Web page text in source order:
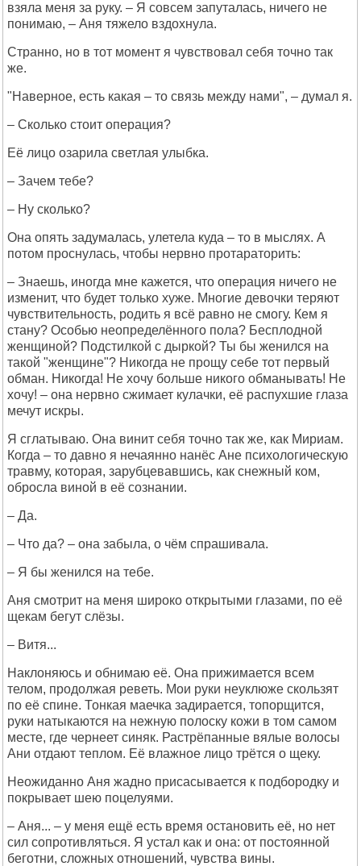
взяла меня за руку. – Я совсем запуталась, ничего не
понимаю, – Аня тяжело вздохнула.
Странно, но в тот момент я чувствовал себя точно так
же.
"Наверное, есть какая – то связь между нами", – думал я.
– Сколько стоит операция?
Её лицо озарила светлая улыбка.
– Зачем тебе?
– Ну сколько?
Она опять задумалась, улетела куда – то в мыслях. А
потом проснулась, чтобы нервно протараторить:
– Знаешь, иногда мне кажется, что операция ничего не
изменит, что будет только хуже. Многие девочки теряют
чувствительность, родить я всё равно не смогу. Кем я
стану? Особью неопределённого пола? Бесплодной
женщиной? Подстилкой с дыркой? Ты бы женился на
такой "женщине"? Никогда не прощу себе тот первый
обман. Никогда! Не хочу больше никого обманывать! Не
хочу! – она нервно сжимает кулачки, её распухшие глаза
мечут искры.
Я сглатываю. Она винит себя точно так же, как Мириам.
Когда – то давно я нечаянно нанёс Ане психологическую
травму, которая, зарубцевавшись, как снежный ком,
обросла виной в её сознании.
– Да.
– Что да? – она забыла, о чём спрашивала.
– Я бы женился на тебе.
Аня смотрит на меня широко открытыми глазами, по её
щекам бегут слёзы.
– Витя...
Наклоняюсь и обнимаю её. Она прижимается всем
телом, продолжая реветь. Мои руки неуклюже скользят
по её спине. Тонкая маечка задирается, топорщится,
руки натыкаются на нежную полоску кожи в том самом
месте, где чернеет синяк. Растрёпанные вялые волосы
Ани отдают теплом. Её влажное лицо трётся о щеку.
Неожиданно Аня жадно присасывается к подбородку и
покрывает шею поцелуями.
– Аня... – у меня ещё есть время остановить её, но нет
сил сопротивляться. Я устал как и она: от постоянной
беготни, сложных отношений, чувства вины.